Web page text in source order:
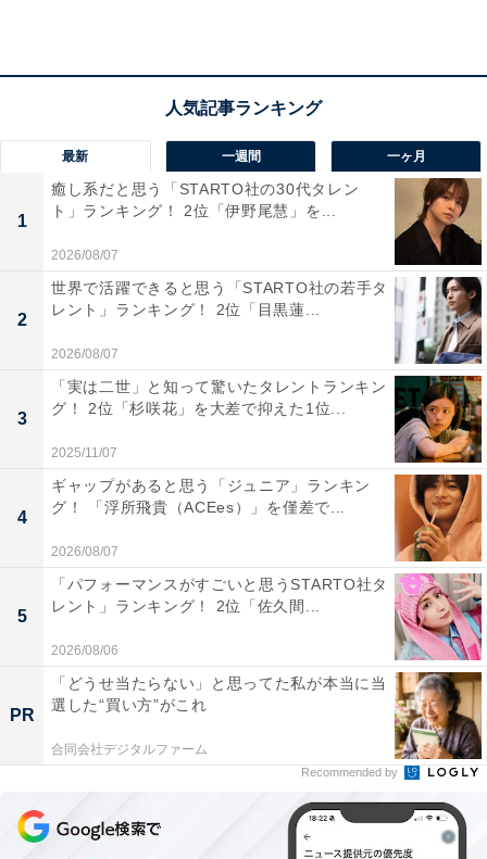
View this post on Instagram
A post shared by 橋本環奈&井手上漠マネージャー
1位は、橋本環奈さん。小栗旬さん主演の映画『銀魂』
シリーズの神楽役、劇場版も好評だったテレビドラマ
『今日から俺は!!』（日本テレビ系）の早川京子役、『キ
ングダム』シリーズの河了貂（かりょうてん）役など、
最新 一週間 一ヶ月
1
癒し系だと思う「STARTO社の30代タレン
ト」ランキング！ 2位「伊野尾慧」を...
2026/08/07
2
世界で活躍できると思う「STARTO社の若手タ
レント」ランキング！ 2位「目黒蓮...
2026/08/07
3
「実は二世」と知って驚いたタレントランキン
グ！ 2位「杉咲花」を大差で抑えた1位...
2025/11/07
4
ギャップがあると思う「ジュニア」ランキン
グ！ 「浮所飛貴（ACEes）」を僅差で...
2026/08/07
5
「パフォーマンスがすごいと思うSTARTO社タ
レント」ランキング！ 2位「佐久間...
2026/08/06
PR
「どうせ当たらない」と思ってた私が本当に当
選した“買い方”がこれ
合同会社デジタルファーム
Recommended by